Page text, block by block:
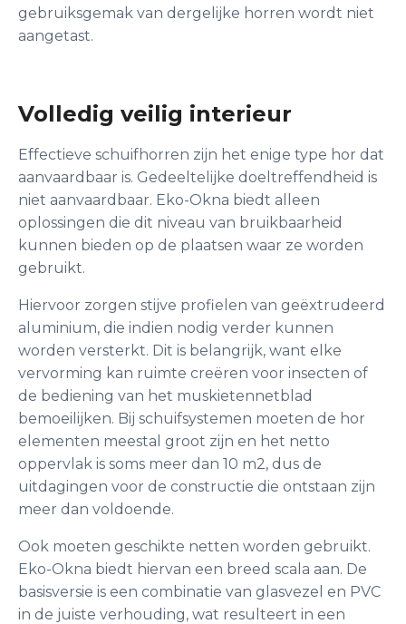
gebruiksgemak van dergelijke horren wordt niet
aangetast.
Volledig veilig interieur
Effectieve schuifhorren zijn het enige type hor dat
aanvaardbaar is. Gedeeltelijke doeltreffendheid is
niet aanvaardbaar. Eko-Okna biedt alleen
oplossingen die dit niveau van bruikbaarheid
kunnen bieden op de plaatsen waar ze worden
gebruikt.
Hiervoor zorgen stijve profielen van geëxtrudeerd
aluminium, die indien nodig verder kunnen
worden versterkt. Dit is belangrijk, want elke
vervorming kan ruimte creëren voor insecten of
de bediening van het muskietennetblad
bemoeilijken. Bij schuifsystemen moeten de hor
elementen meestal groot zijn en het netto
oppervlak is soms meer dan 10 m2, dus de
uitdagingen voor de constructie die ontstaan zijn
meer dan voldoende.
Ook moeten geschikte netten worden gebruikt.
Eko-Okna biedt hiervan een breed scala aan. De
basisversie is een combinatie van glasvezel en PVC
in de juiste verhouding, wat resulteert in een